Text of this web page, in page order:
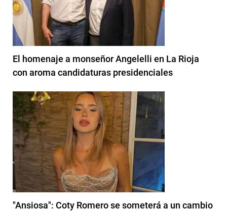
El homenaje a monseñor Angelelli en La Rioja
con aroma candidaturas presidenciales
"Ansiosa": Coty Romero se someterá a un cambio